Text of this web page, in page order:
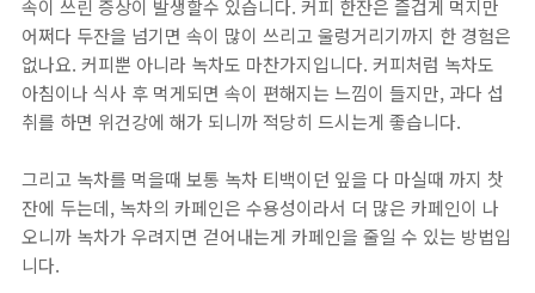
속이 쓰린 증상이 발생할수 있습니다. 커피 한잔은 즐겁게 먹지만
어쩌다 두잔을 넘기면 속이 많이 쓰리고 울렁거리기까지 한 경험은
없나요. 커피뿐 아니라 녹차도 마찬가지입니다. 커피처럼 녹차도
아침이나 식사 후 먹게되면 속이 편해지는 느낌이 들지만, 과다 섭
취를 하면 위건강에 해가 되니까 적당히 드시는게 좋습니다.
그리고 녹차를 먹을때 보통 녹차 티백이던 잎을 다 마실때 까지 찻
잔에 두는데, 녹차의 카페인은 수용성이라서 더 많은 카페인이 나
오니까 녹차가 우려지면 걷어내는게 카페인을 줄일 수 있는 방법입
니다.